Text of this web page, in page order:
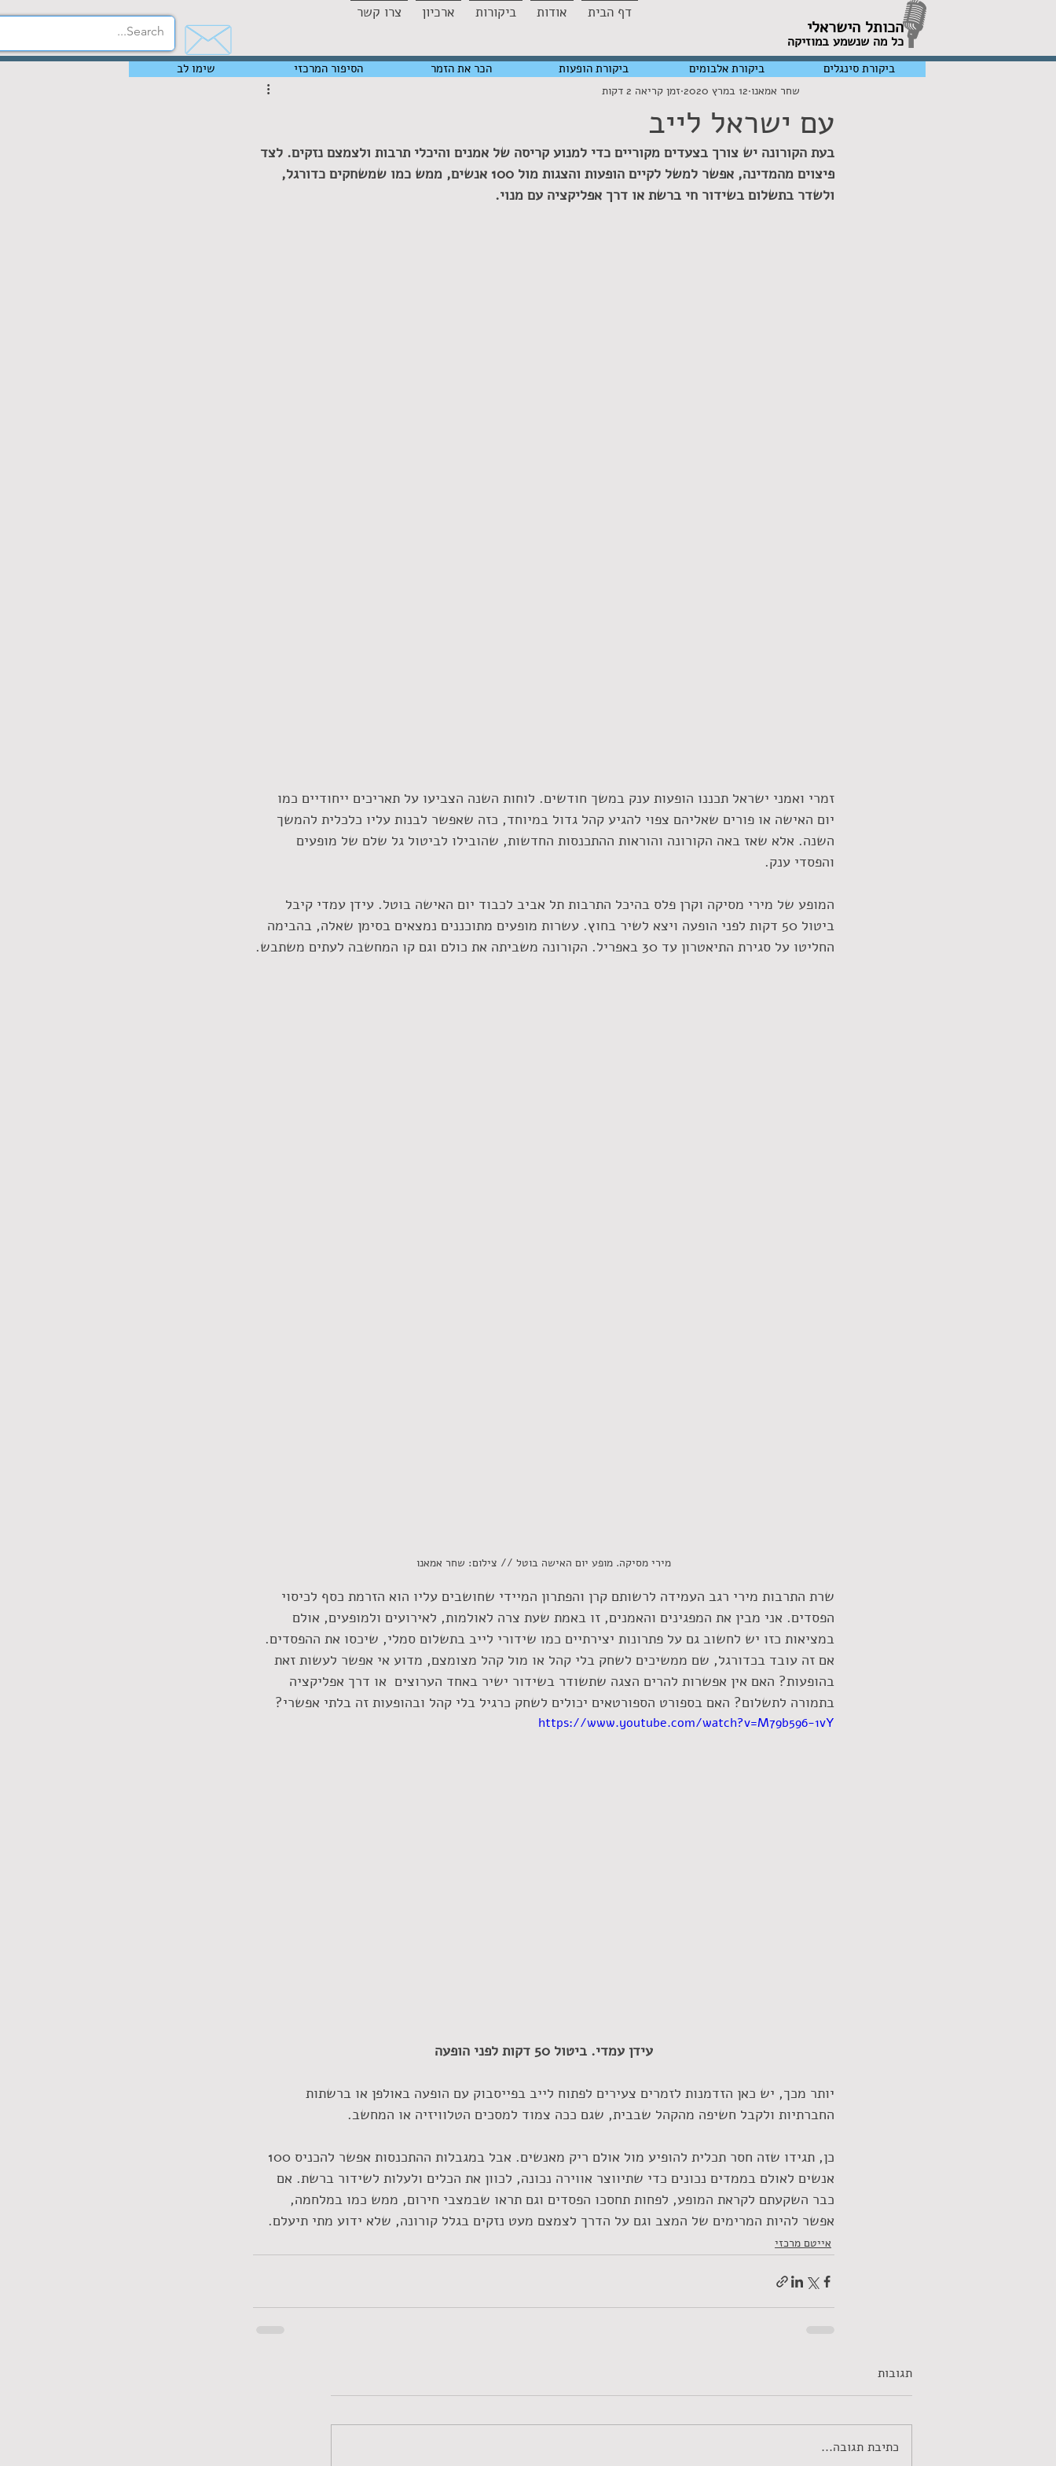
הכותל הישראלי
כל מה שנשמע במוזיקה
דף הבית אודות ביקורות ארכיון צרו קשר
עם ישראל לייב
שחר אמאנו 12 במרץ 2020 זמן קריאה 2 דקות
בעת הקורונה יש צורך בצעדים מקוריים כדי למנוע קריסה של אמנים והיכלי תרבות ולצמצם נזקים. לצד
פיצוים מהמדינה, אפשר למשל לקיים הופעות והצגות מול 100 אנשים, ממש כמו שמשחקים כדורגל,
ולשדר בתשלום בשידור חי ברשת או דרך אפליקציה עם מנוי.
זמרי ואמני ישראל תכננו הופעות ענק במשך חודשים. לוחות השנה הצביעו על תאריכים ייחודיים כמו
יום האישה או פורים שאליהם צפוי להגיע קהל גדול במיוחד, כזה שאפשר לבנות עליו כלכלית להמשך
השנה. אלא שאז באה הקורונה והוראות ההתכנסות החדשות, שהובילו לביטול גל שלם של מופעים
והפסדי ענק.
המופע של מירי מסיקה וקרן פלס בהיכל התרבות תל אביב לכבוד יום האישה בוטל. עידן עמדי קיבל
ביטול 50 דקות לפני הופעה ויצא לשיר בחוץ. עשרות מופעים מתוכננים נמצאים בסימן שאלה, בהבימה
החליטו על סגירת התיאטרון עד 30 באפריל. הקורונה משביתה את כולם וגם קו המחשבה לעתים משתבש.
מירי מסיקה. מופע יום האישה בוטל // צילום: שחר אמאנו
שרת התרבות מירי רגב העמידה לרשותם קרן והפתרון המיידי שחושבים עליו הוא הזרמת כסף לכיסוי
הפסדים. אני מבין את המפגינים והאמנים, זו באמת שעת צרה לאולמות, לאירועים ולמופעים, אולם
במציאות כזו יש לחשוב גם על פתרונות יצירתיים כמו שידורי לייב בתשלום סמלי, שיכסו את ההפסדים.
אם זה עובד בכדורגל, שם ממשיכים לשחק בלי קהל או מול קהל מצומצם, מדוע אי אפשר לעשות זאת
בהופעות? האם אין אפשרות להרים הצגה שתשודר בשידור ישיר באחד הערוצים  או דרך אפליקציה
בתמורה לתשלום? האם בספורט הספורטאים יכולים לשחק כרגיל בלי קהל ובהופעות זה בלתי אפשרי?
https://www.youtube.com/watch?v=M79b596-1vY
עידן עמדי. ביטול 50 דקות לפני הופעה
יותר מכך, יש כאן הזדמנות לזמרים צעירים לפתוח לייב בפייסבוק עם הופעה באולפן או ברשתות
החברתיות ולקבל חשיפה מהקהל שבבית, שגם ככה צמוד למסכים הטלוויזיה או המחשב.
אנשים לאולם בממדים נכונים כדי שתיווצר אווירה נכונה, לכוון את הכלים ולעלות לשידור ברשת. אם
כבר השקעתם לקראת המופע, לפחות תחסכו הפסדים וגם תראו שבמצבי חירום, ממש כמו במלחמה,
אפשר להיות המרימים של המצב וגם על הדרך לצמצם מעט נזקים בגלל קורונה, שלא ידוע מתי תיעלם.
אייטם מרכזי
תגובות
כתיבת תגובה...
שימו לב הסיפור המרכזי הכר את הזמר ביקורת הופעות ביקורת אלבומים ביקורת סינגלים